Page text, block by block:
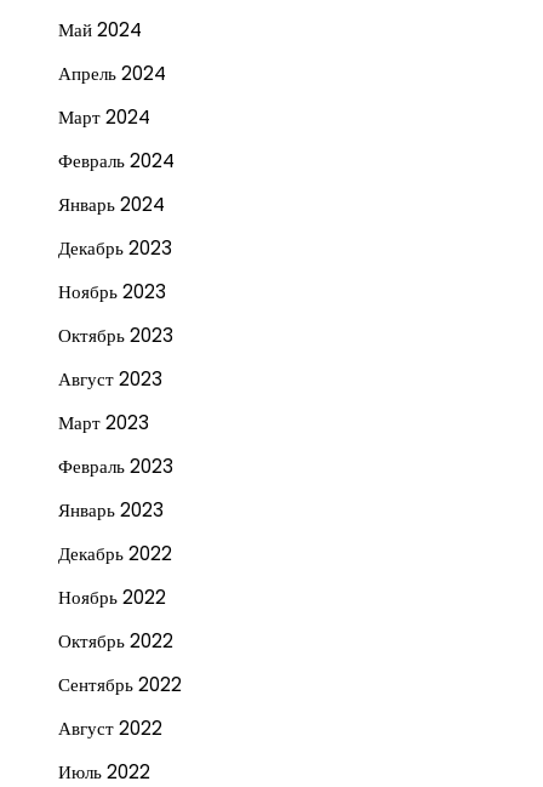
Май 2024
Апрель 2024
Март 2024
Февраль 2024
Январь 2024
Декабрь 2023
Ноябрь 2023
Октябрь 2023
Август 2023
Март 2023
Февраль 2023
Январь 2023
Декабрь 2022
Ноябрь 2022
Октябрь 2022
Сентябрь 2022
Август 2022
Июль 2022